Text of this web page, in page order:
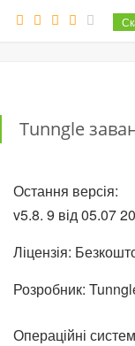
Tunngle
Остання версія:
v5.8. 9 від05.07
Ліцензія:
Розробник:
Операційні